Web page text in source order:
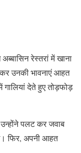
रेस्तरां में खाना
उनकी भावनाएं आहत
देते हुए तोड़फोड़
पलट कर जवाब
फिर, अपनी आहत